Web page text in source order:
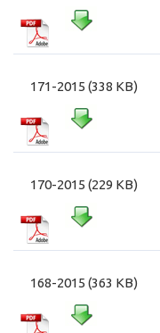
171-2015 (338 KB)
170-2015 (229 KB)
168-2015 (363 KB)